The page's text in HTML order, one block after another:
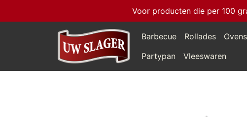
Voor producten die per 100
Barbecue Rollades
Partypan
Vleeswaren